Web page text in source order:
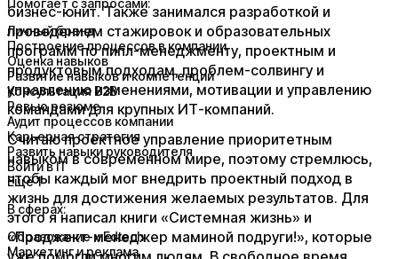
бизнес-юнит. Также занимался разработкой и
проведением стажировок и образовательных
программ по пипл-менеджменту, проектным и
продуктовым подходам, проблем-солвингу и
управлению изменениями, мотивации и управлению
командами для крупных ИТ-компаний.​
​Считаю проектное управление приоритетным
навыком в современном мире, поэтому стремлюсь,
чтобы каждый мог внедрить проектный подход в
жизнь для достижения желаемых результатов. Для
этого я написал книги «Системная жизнь» и
«Проджект-менеджер маминой подруги!», которые
Личный бренд
Построение процессов в компании
Оценка навыков
Развитие навыков и компетенций
Консультация B2B
Ревью резюме
Аудит процессов компании
Карьерная стратегия
Развить навыки руководителя
Войти в IT
Ещё 1
В сферах:
Образование и Edtech
Маркетинг и реклама